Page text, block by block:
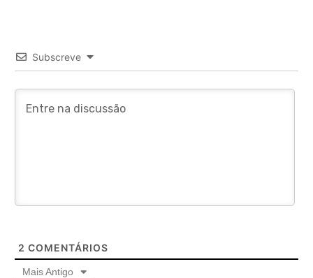
Subscreve
2 COMENTÁRIOS
Mais Antigo